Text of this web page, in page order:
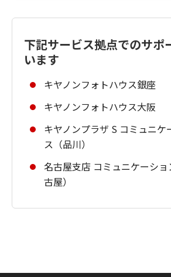
下記サービス拠点でのサポ
います
キヤノンフォトハウス銀座
キヤノンフォトハウス大阪
キヤノンプラザ S コミュニケ
ス（品川）
名古屋支店 コミュニケーシ
古屋）